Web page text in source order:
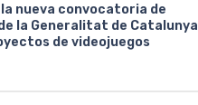
nueva convocatoria de
la Generalitat de Catalunya
de videojuegos